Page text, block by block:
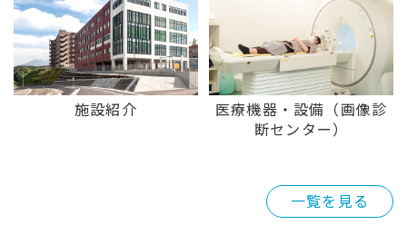
施設紹介
医療機器・設備（画像診
断センター）
一覧を見る